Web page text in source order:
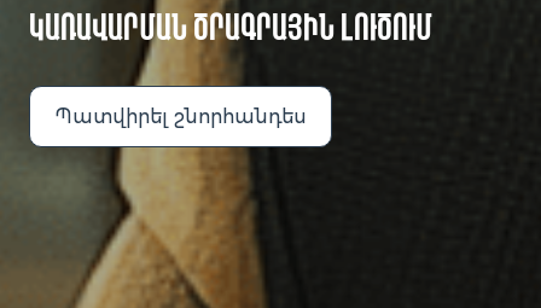
ԿԱՌԱՎԱՐՄԱՆ ԾՐԱԳՐԱՅԻՆ ԼՈՒԾՈՒՄ
Պատվիրել շնորհանդես